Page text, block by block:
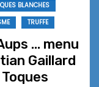
BLANCHES
TRUFFE
… menu
Gaillard